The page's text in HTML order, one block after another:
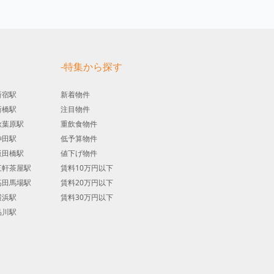
駅
駅
葉原駅
駅
田橋駅
軒茶屋駅
田馬場駅
駅
駅
-特集から探す
新着物件
注目物件
重飲食物件
低予算物件
値下げ物件
賃料10万円以下
賃料20万円以下
賃料30万円以下